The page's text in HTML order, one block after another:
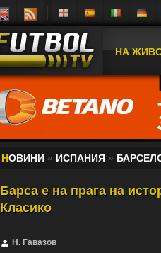
НА
НОВИНИ » ИСПАНИЯ »
Барса е на прага на
Класико
Н. Гавазов